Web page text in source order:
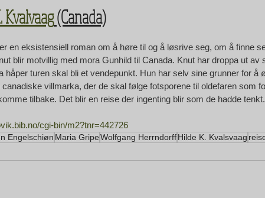
Kvalvaag (Canada)
er en eksistensiell roman om å høre til og å løsrive seg, om å finne
blir motvillig med mora Gunhild til Canada. Knut har droppa ut av
håper turen skal bli et vendepunkt. Hun har selv sine grunner for å
villmarka, der de skal følge fotsporene til oldefaren som
tilbake. Det blir en reise der ingenting blir som de hadde tenkt.
cgi-bin/m2?tnr=442726
Engelschiøn Maria GripeWolfgang HerrndorffHilde K. Kvalsvaag